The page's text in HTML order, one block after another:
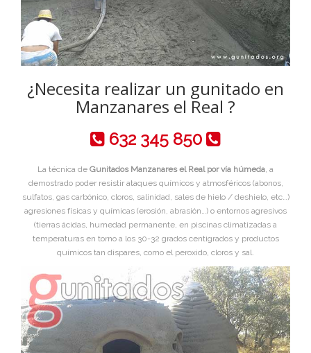
¿Necesita realizar un gunitado en
Manzanares el Real ?
632 345 850
La técnica de Gunitados Manzanares el Real por vía húmeda, a
demostrado poder resistir ataques químicos y atmosféricos (abonos,
sulfatos, gas carbónico, cloros, salinidad, sales de hielo / deshielo, etc…)
agresiones físicas y químicas (erosión, abrasión…) o entornos agresivos
(tierras ácidas, humedad permanente, en piscinas climatizadas a
temperaturas en torno a los 30-32 grados centigrados y productos
químicos tan dispares, como el peroxido, cloros y sal.